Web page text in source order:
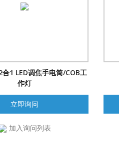
1 LED调焦手电筒/COB工
作灯
立即询问
加入询问列表